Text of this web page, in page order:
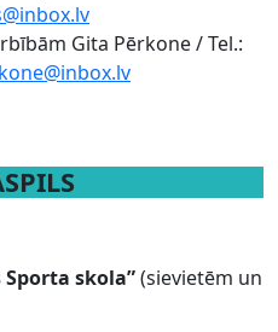
Gita Pērkone / Tel.:
skola”(sievietēm un